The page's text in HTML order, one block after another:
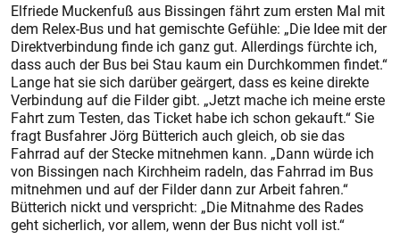
Elfriede Muckenfuß aus Bissingen fährt zum ersten Mal mit
dem Relex-Bus und hat gemischte Gefühle: „Die Idee mit der
Direktverbindung finde ich ganz gut. Allerdings fürchte ich,
dass auch der Bus bei Stau kaum ein Durchkommen findet.“
Lange hat sie sich darüber geärgert, dass es keine direkte
Verbindung auf die Filder gibt. „Jetzt mache ich meine erste
Fahrt zum Testen, das Ticket habe ich schon gekauft.“ Sie
fragt Busfahrer Jörg Bütterich auch gleich, ob sie das
Fahrrad auf der Stecke mitnehmen kann. „Dann würde ich
von Bissingen nach Kirchheim radeln, das Fahrrad im Bus
mitnehmen und auf der Filder dann zur Arbeit fahren.“
Bütterich nickt und verspricht: „Die Mitnahme des Rades
geht sicherlich, vor allem, wenn der Bus nicht voll ist.“